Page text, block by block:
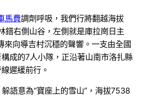
馬費調劑呼吸，我們行將翻越海拔
錯右側山谷，左側就是庫拉崗日主
來向導吉村沉穩的聲響。一支由全國
成的7人小隊，正沿著山南市洛扎縣
遲緩前行。
語意為“寶座上的雪山”，海拔7538